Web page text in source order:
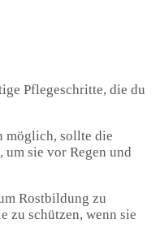
Pflegeschritte, die du
möglich, sollte die
um sie vor Regen und
Rostbildung zu
zu schützen, wenn sie